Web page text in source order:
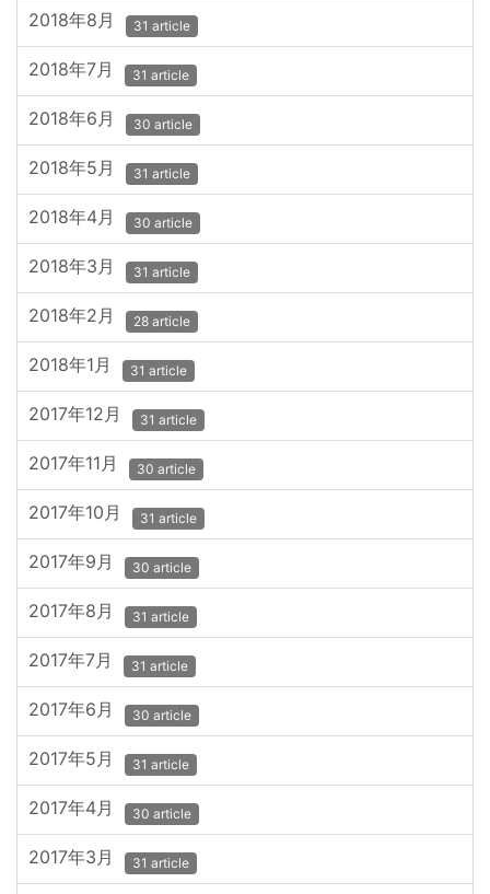
2018年8月 31 article
2018年7月 31 article
2018年6月 30 article
2018年5月 31 article
2018年4月 30 article
2018年3月 31 article
2018年2月 28 article
2018年1月 31 article
2017年12月 31 article
2017年11月 30 article
2017年10月 31 article
2017年9月 30 article
2017年8月 31 article
2017年7月 31 article
2017年6月 30 article
2017年5月 31 article
2017年4月 30 article
2017年3月 31 article